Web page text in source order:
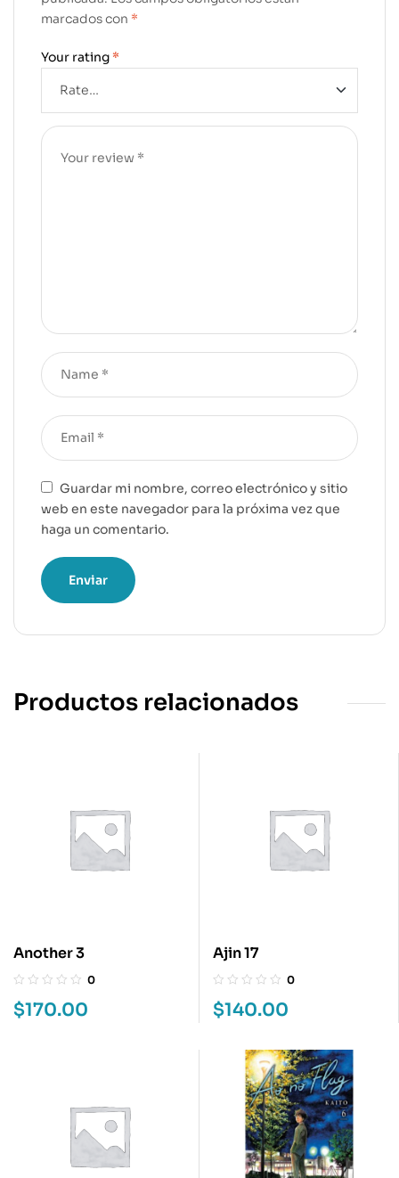
marcados con *
Your rating *
Guardar mi nombre, correo electrónico y sitio
web en este navegador para la próxima vez que
haga un comentario.
Productos relacionados
Another 3
0
$170.00
Ajin 17
0
$140.00